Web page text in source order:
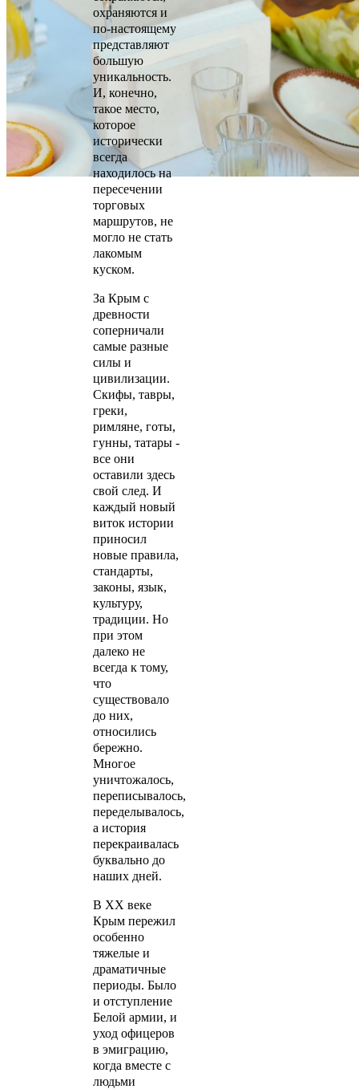
охраняются и
по-настоящему
представляют
большую
уникальность.
И, конечно,
такое место,
которое
исторически
всегда
находилось на
пересечении
торговых
маршрутов, не
могло не стать
лакомым
куском.
За Крым с
древности
соперничали
самые разные
силы и
цивилизации.
Скифы, тавры,
греки,
римляне, готы,
гунны, татары -
все они
оставили здесь
свой след. И
каждый новый
виток истории
приносил
новые правила,
стандарты,
законы, язык,
культуру,
традиции. Но
при этом
далеко не
всегда к тому,
что
существовало
до них,
относились
бережно.
Многое
уничтожалось,
переписывалось,
переделывалось,
а история
перекраивалась
буквально до
наших дней.
В XX веке
Крым пережил
особенно
тяжелые и
драматичные
периоды. Было
и отступление
Белой армии, и
уход офицеров
в эмиграцию,
когда вместе с
людьми